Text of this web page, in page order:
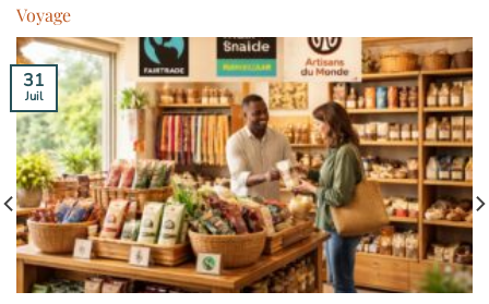
Voyage
31
Juil